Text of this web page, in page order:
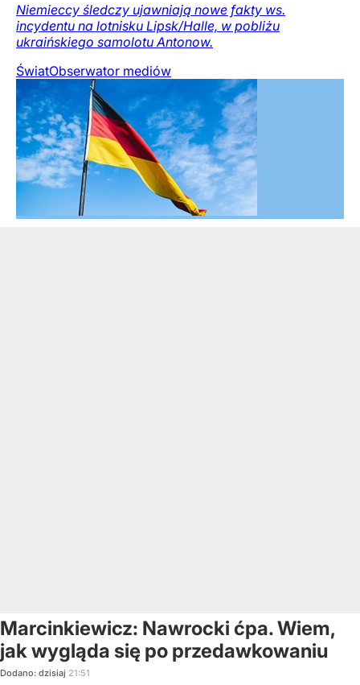
Niemieccy śledczy ujawniają nowe fakty ws.
incydentu na lotnisku Lipsk/Halle, w pobliżu
ukraińskiego samolotu Antonow.
ŚwiatObserwator mediów
Marcinkiewicz: Nawrocki ćpa. Wiem,
jak wygląda się po przedawkowaniu
Dodano: dzisiaj 21:51